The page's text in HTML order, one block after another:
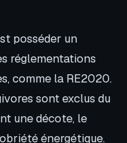
posséder un
réglementations
comme la RE2020.
sont exclus du
une décote, le
énergétique.